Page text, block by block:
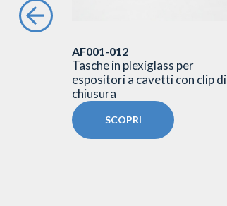
AF001-012
Tasche in plexiglass per
espositori a cavetti con clip di
chiusura
SCOPRI